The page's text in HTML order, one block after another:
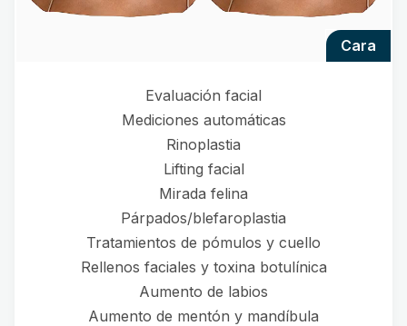
cara
Evaluación facial
Mediciones automáticas
Rinoplastia
Lifting facial
Mirada felina
Párpados/blefaroplastia
Tratamientos de pómulos y cuello
Rellenos faciales y toxina botulínica
Aumento de labios
Aumento de mentón y mandíbula